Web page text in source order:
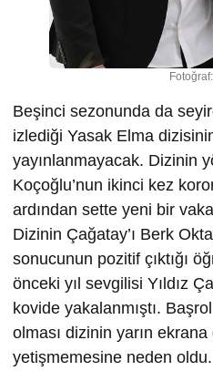
Beşinci sezonunda da
izlediği Yasak Elma
yayınlanmayacak. Dizinin
Koçoğlu’nun ikinci kez
ardından sette yeni bir
Dizinin Çağatay’ı Berk
sonucunun pozitif çıktığı
önceki yıl sevgilisi Yıldız
kovide yakalanmıştı.
olması dizinin yarın
yetişmemesine neden oldu.